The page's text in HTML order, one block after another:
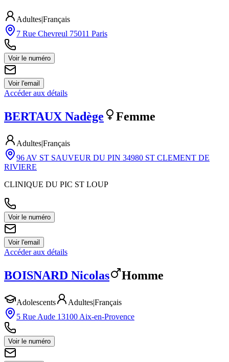
Adultes|Français
7 Rue Chevreul 75011 Paris
Voir le numéro
Voir l'email
Accéder aux détails
BERTAUX Nadège Femme
Adultes|Français
96 AV ST SAUVEUR DU PIN 34980 ST CLEMENT DE
RIVIERE
CLINIQUE DU PIC ST LOUP
Voir le numéro
Voir l'email
Accéder aux détails
BOISNARD Nicolas Homme
Adolescents Adultes|Français
5 Rue Aude 13100 Aix-en-Provence
Voir le numéro